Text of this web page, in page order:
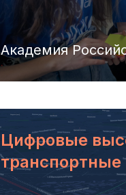
Академия
Цифровые